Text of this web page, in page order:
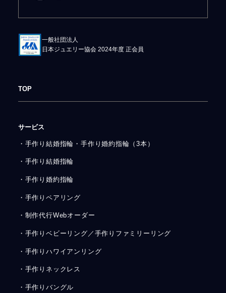
一般社団法人
日本ジュエリー協会 2024年度 正会員
TOP
サービス
・手作り結婚指輪・手作り婚約指輪（3本）
・手作り結婚指輪
・手作り婚約指輪
・手作りペアリング
・制作代行Webオーダー
・手作りベビーリング／手作りファミリーリング
・手作りハワイアンリング
・手作りネックレス
・手作りバングル